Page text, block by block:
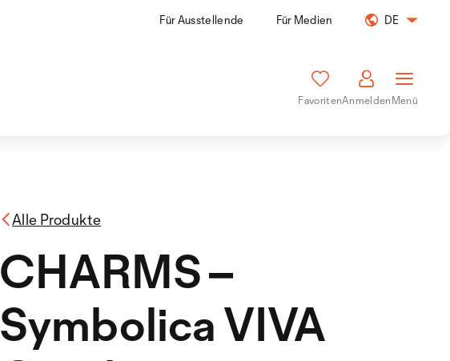
Für Ausstellende Für Medien DE
FavoritenAnmeldenMenü
Alle Produkte
CHARMS –
Symbolica VIVA